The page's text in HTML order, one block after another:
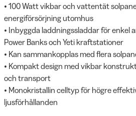
• 100 Watt vikbar och vattentät
energiförsörjning utomhus
• Inbyggda laddningssladdar för enkel
Power Banks och Yeti kraftstationer
• Kan sammankopplas med flera
• Kompakt design med vikbar
och transport
• Monokristallin celltyp för högre
ljusförhållanden